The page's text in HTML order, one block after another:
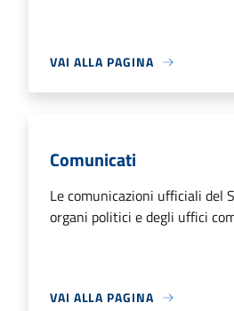
VAI ALLA PAGINA
Comunicati
Le comunicazioni ufficiali del
organi politici e degli uffici
VAI ALLA PAGINA